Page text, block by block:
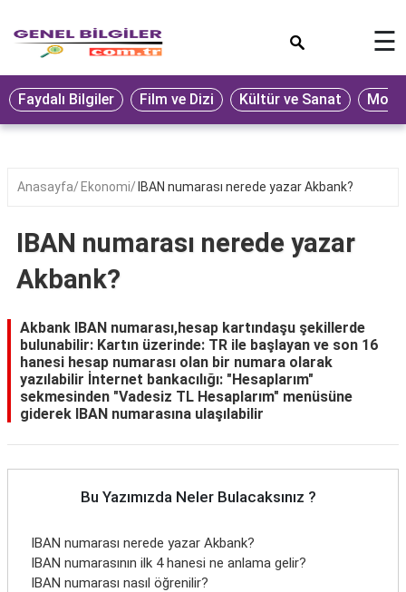
Eğitim
Ekonomi
Seyahat
Oyun
Yaşam
Hukuk
Blog
☰
Faydalı Bilgiler Film ve Dizi Kültür ve Sanat
Anasayfa Ekonomi IBAN numarası nerede yazar Akbank?
IBAN numarası nerede yazar
Akbank?
Akbank IBAN numarası,hesap kartındaşu şekillerde
bulunabilir: Kartın üzerinde: TR ile başlayan ve son 16
hanesi hesap numarası olan bir numara olarak
yazılabilir İnternet bankacılığı: "Hesaplarım"
sekmesinden "Vadesiz TL Hesaplarım" menüsüne
giderek IBAN numarasına ulaşılabilir
Bu Yazımızda Neler Bulacaksınız ?
IBAN numarası nerede yazar Akbank?
IBAN numarasının ilk 4 hanesi ne anlama gelir?
IBAN numarası nasıl öğrenilir?